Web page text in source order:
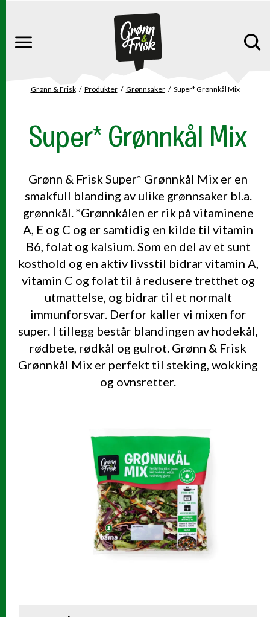
Du er her
Grønn & Frisk Produkter Grønnsaker Super* Grønnkål Mix
Super* Grønnkål Mix
Grønn & Frisk Super* Grønnkål Mix er en
smakfull blanding av ulike grønnsaker bl.a.
grønnkål. *Grønnkålen er rik på vitaminene
A, E og C og er samtidig en kilde til vitamin
B6, folat og kalsium. Som en del av et sunt
kosthold og en aktiv livsstil bidrar vitamin A,
vitamin C og folat til å redusere tretthet og
utmattelse, og bidrar til et normalt
immunforsvar. Derfor kaller vi mixen for
super. I tillegg består blandingen av hodekål,
rødbete, rødkål og gulrot. Grønn & Frisk
Grønnkål Mix er perfekt til steking, wokking
og ovnsretter.